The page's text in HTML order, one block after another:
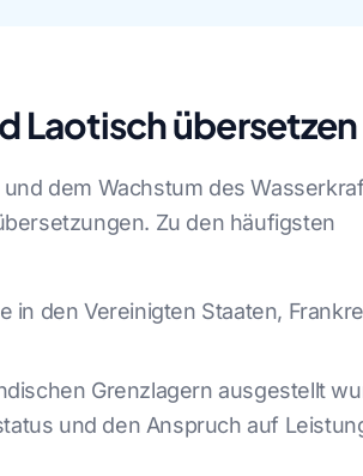
Laotisch übersetzen
dem Wachstum des
Zu den häufigsten
in den Vereinigten Staaten,
Grenzlagern ausgestellt
und den Anspruch auf